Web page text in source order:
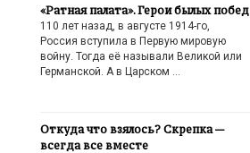
«Ратная палата». Герои былых побед
110 лет назад, в августе 1914-го,
Россия вступила в Первую мировую
войну. Тогда её называли Великой или
Германской. А в Царском …
Откуда что взялось? Скрепка —
всегда все вместе